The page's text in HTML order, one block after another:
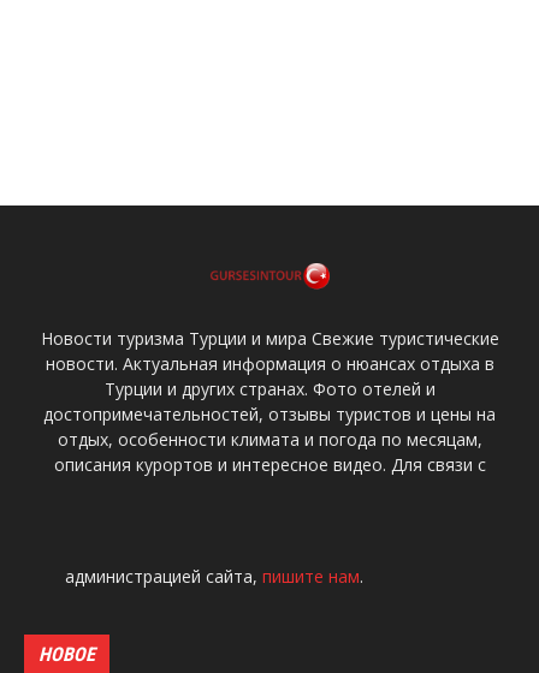
Новости туризма Турции и мира Свежие туристические
новости. Актуальная информация о нюансах отдыха в
Турции и других странах. Фото отелей и
достопримечательностей, отзывы туристов и цены на
отдых, особенности климата и погода по месяцам,
описания курортов и интересное видео. Для связи с
администрацией сайта, пишите нам.
НОВОЕ